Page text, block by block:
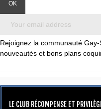
Rejoignez la communauté
nouveautés et bons plans
LE CLUB RÉCOMPENSE ET